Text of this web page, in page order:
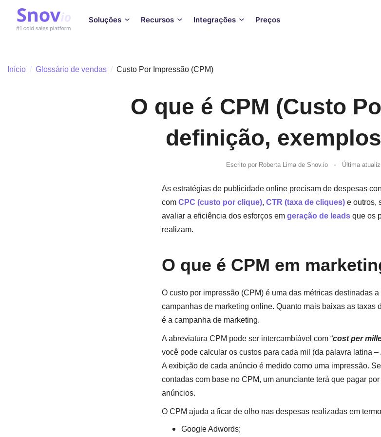
Soluções Recursos Integrações Preços
Início / Glossário de vendas / Custo Por Impressão (CPM)
O que é CPM (Custo
definição,
Escrito por Roberta Limade Snov.io . Última
As estratégias de publicidade online precisam de despesas
comCPC (custo por clique), CTR (taxa de cliques)e outros,
avaliar a eficiência dos esforços emgeração de leadsque os
realizam.
O que é CPM em
O custo por impressão (CPM) é uma das métricas destinadas
campanhas de marketing online. Quanto mais baixas as taxas
é a campanha de marketing.
A abreviatura CPM pode ser intercambiável com “cost per
você pode calcular os custos para cada mil (da palavra latina –
A exibição de cada anúncio é medido como uma impressão.
contadas com base no CPM, um anunciante terá que pagar
anúncios.
O CPM ajuda a ficar de olho nas despesas realizadas em
Google Adwords;